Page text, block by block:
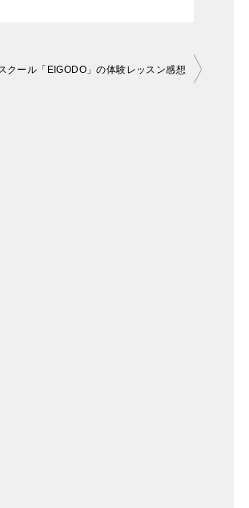
クール「EIGODO」の体験レッスン感想